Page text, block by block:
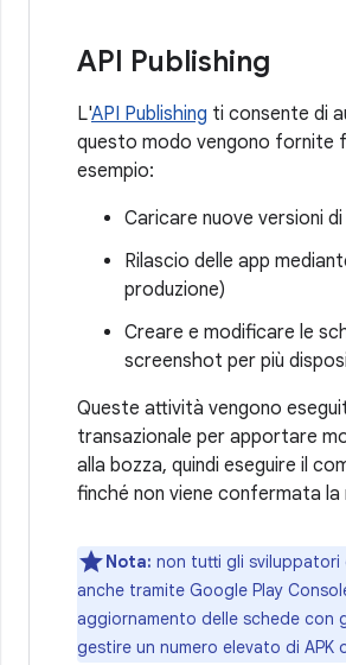
API Publishing
L'API Publishing ti consente di
questo modo vengono fornite
esempio:
Caricare nuove versioni di
Rilascio delle app
produzione)
Creare e modificare le
screenshot per più
Queste attività vengono
transazionale per apportare
alla bozza, quindi eseguire il
finché non viene confermata la
Nota: non tutti gli sviluppatori
anche tramite Google Play
aggiornamento delle schede con
gestire un numero elevato di